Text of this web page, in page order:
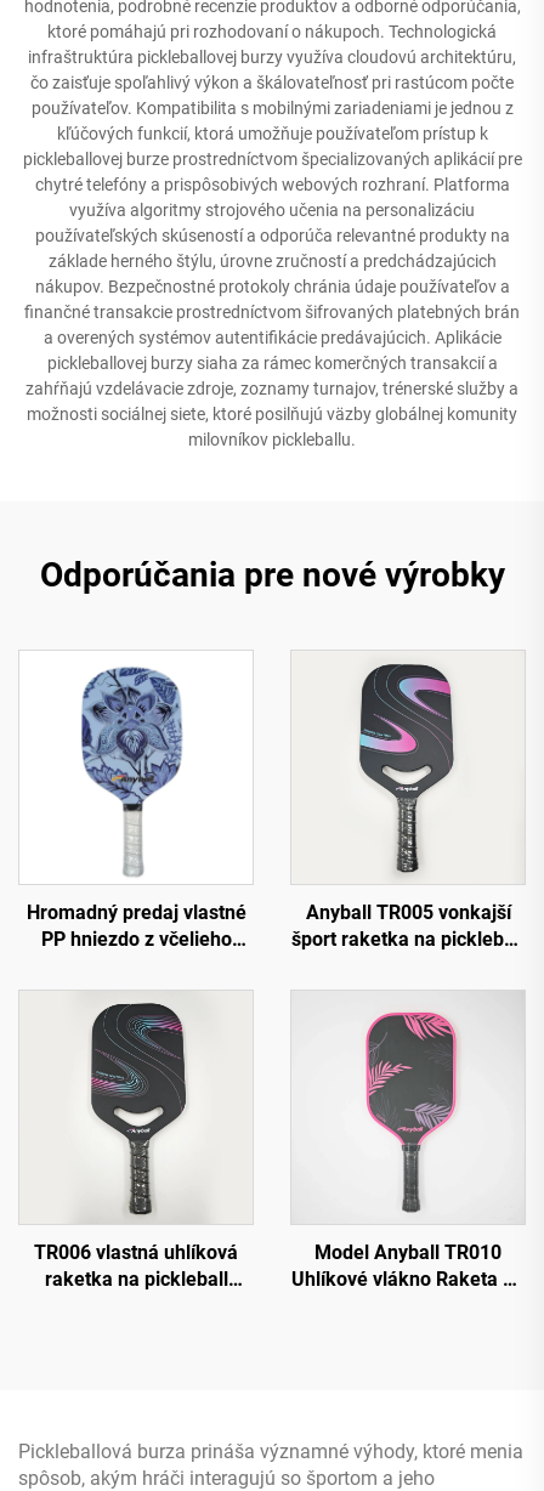
hodnotenia, podrobné recenzie produktov a odborné odporúčania,
ktoré pomáhajú pri rozhodovaní o nákupoch. Technologická
infraštruktúra pickleballovej burzy využíva cloudovú architektúru,
čo zaisťuje spoľahlivý výkon a škálovateľnosť pri rastúcom počte
používateľov. Kompatibilita s mobilnými zariadeniami je jednou z
kľúčových funkcií, ktorá umožňuje používateľom prístup k
pickleballovej burze prostredníctvom špecializovaných aplikácií pre
chytré telefóny a prispôsobivých webových rozhraní. Platforma
využíva algoritmy strojového učenia na personalizáciu
používateľských skúseností a odporúča relevantné produkty na
základe herného štýlu, úrovne zručností a predchádzajúcich
nákupov. Bezpečnostné protokoly chránia údaje používateľov a
finančné transakcie prostredníctvom šifrovaných platebných brán
a overených systémov autentifikácie predávajúcich. Aplikácie
pickleballovej burzy siaha za rámec komerčných transakcií a
zahŕňajú vzdelávacie zdroje, zoznamy turnajov, trénerské služby a
možnosti sociálnej siete, ktoré posilňujú väzby globálnej komunity
milovníkov pickleballu.
Odporúčania pre nové výrobky
Hromadný predaj vlastné
PP hniezdo z včelieho
sklo a uhlíkové vlákno 13
mm termoformovaná
raketka na pickleball
Anyball TR005 vonkajší
šport raketka na pickleball
vlastným logom
certifikované USAPA
termoformované PP
hniezdo
TR006 vlastná uhlíková
raketka na pickleball
Model Anyball TR010
Uhlíkové vlákno Raketa na
Pickleballová burza prináša významné výhody, ktoré menia
spôsob, akým hráči interagujú so športom a jeho